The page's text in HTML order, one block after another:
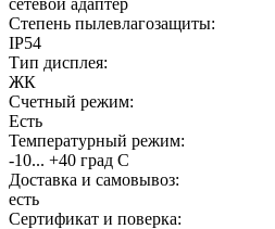
сетевой адаптер
Степень пылевлагозащиты:
IP54
Тип дисплея:
ЖК
Счетный режим:
Есть
Температурный режим:
-10... +40 град С
Доставка и самовывоз:
есть
Сертификат и поверка: